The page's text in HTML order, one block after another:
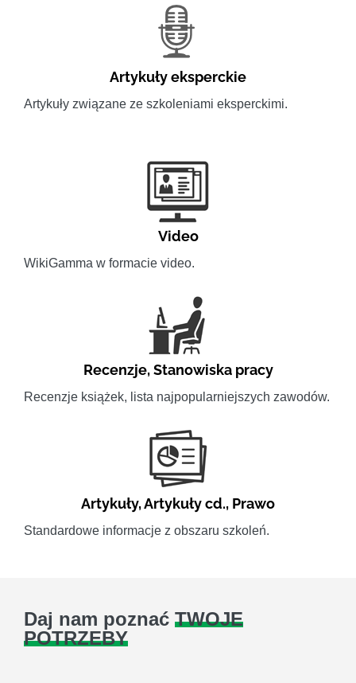
Artykuły eksperckie
Artykuły związane ze szkoleniami eksperckimi.
Video
WikiGamma w formacie video.
Recenzje,Stanowiska pracy
Recenzje książek, lista najpopularniejszych zawodów.
Artykuły,Artykuły cd., Prawo
Standardowe informacje z obszaru szkoleń.
Daj nam poznać TWOJE
POTRZEBY